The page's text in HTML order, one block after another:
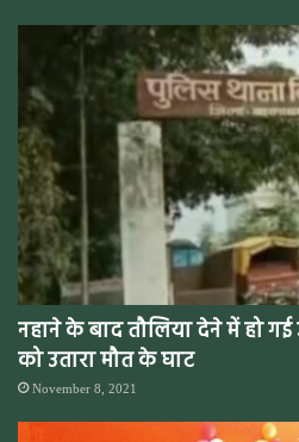
नहाने के बाद तौलिया देने में हो गई
को उतारा मौत के घाट
November 8, 2021